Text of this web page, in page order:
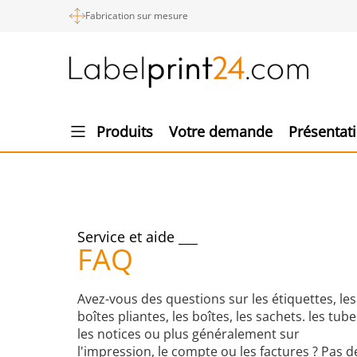
Fabrication sur mesure
Produits Votre demande
Service et aide
FAQ
Avez-vous des questions sur les étiquettes, les
boîtes pliantes, les boîtes, les sachets. les
les notices ou plus généralement sur
l'impression, le compte ou les factures ? Pas